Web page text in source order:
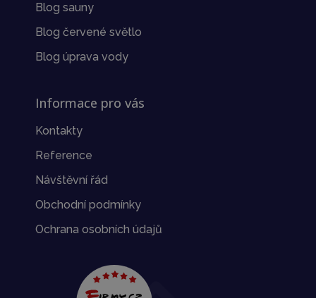
Blog sauny
Blog červené světlo
Blog úprava vody
Informace pro vás
Kontakty
Reference
Návštěvní řád
Obchodní podmínky
Ochrana osobních údajů